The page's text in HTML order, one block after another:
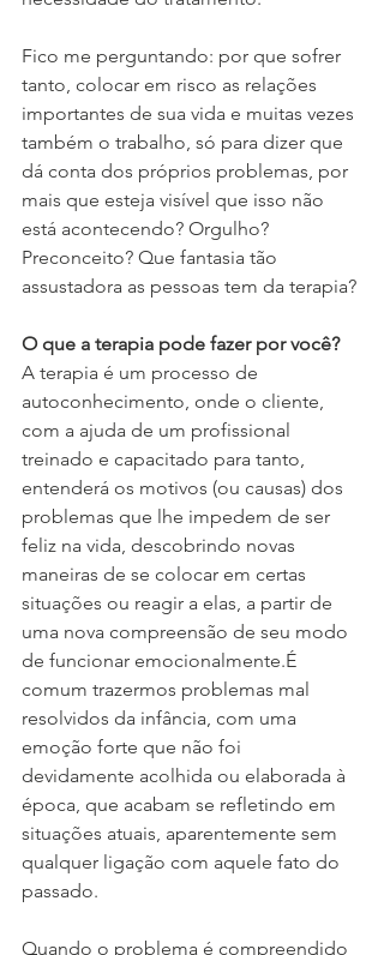
Fico me perguntando: por que sofrer
tanto, colocar em risco as relações
importantes de sua vida e muitas vezes
também o trabalho, só para dizer que
dá conta dos próprios problemas, por
mais que esteja visível que isso não
está acontecendo? Orgulho?
Preconceito? Que fantasia tão
assustadora as pessoas tem da terapia?
O que a terapia pode fazer por você?
A terapia é um processo de
autoconhecimento, onde o cliente,
com a ajuda de um profissional
treinado e capacitado para tanto,
entenderá os motivos (ou causas) dos
problemas que lhe impedem de ser
feliz na vida, descobrindo novas
maneiras de se colocar em certas
situações ou reagir a elas, a partir de
uma nova compreensão de seu modo
de funcionar emocionalmente.É
comum trazermos problemas mal
resolvidos da infância, com uma
emoção forte que não foi
devidamente acolhida ou elaborada à
época, que acabam se refletindo em
situações atuais, aparentemente sem
qualquer ligação com aquele fato do
passado.
Quando o problema é compreendido